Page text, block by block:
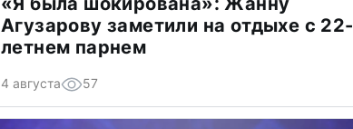
Агузарову заметили на отдыхе с 22-
летнем парнем
4 августа 57